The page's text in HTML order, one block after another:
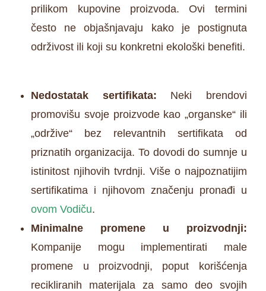
prilikom kupovine proizvoda. Ovi termini
često ne objašnjavaju kako je postignuta
održivost ili koji su konkretni ekološki benefiti.
Nedostatak sertifikata: Neki brendovi
promovišu svoje proizvode kao „organske“ ili
„održive“ bez relevantnih sertifikata od
priznatih organizacija. To dovodi do sumnje u
istinitost njihovih tvrdnji. Više o najpoznatijim
sertifikatima i njihovom značenju pronađi u
ovom Vodiču.
Minimalne promene u proizvodnji:
Kompanije mogu implementirati male
promene u proizvodnji, poput korišćenja
recikliranih materijala za samo deo svojih